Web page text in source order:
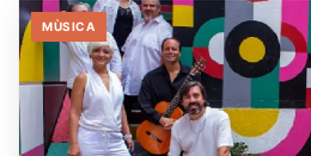
MÙSICA